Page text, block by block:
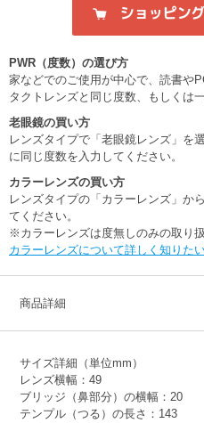
PWR（度数）の選び方
家などでのご使用が中心で、読書や
タクトレンズと同じ度数、もしくは
老眼鏡の買い方
レンズタイプで「老眼鏡レンズ」を
に同じ度数を入力してください。
カラーレンズの買い方
レンズタイプの「カラーレンズ」か
てください。
※カラーレンズは度無しのみの取り扱
カラーレンズについて詳しく知りた
商品詳細
サイズ詳細（単位mm）
レンズ横幅：49
ブリッジ（鼻部分）の横幅：20
テンプル（つる）の長さ：143